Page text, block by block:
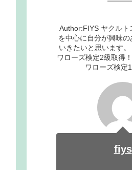
Author:FIYS ヤクルト
を中心に自分が興味
いきたいと思います
ワローズ検定2級取得
ワローズ検定
fiys